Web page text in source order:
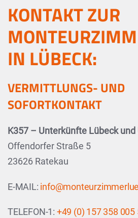
KONTAKT ZUR
IN LÜBECK:
VERMITTLUNGS- UND
SOFORTKONTAKT
K357 – Unterkünfte Lübeck und
Offendorfer Straße 5
23626 Ratekau
E-MAIL:
TELEFON-1: +49 (0) 157 358 005